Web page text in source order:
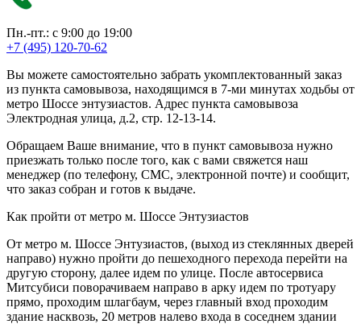
Пн.-пт.: с 9:00 до 19:00
+7 (495) 120-70-62
Вы можете самостоятельно забрать укомплектованный заказ
из пункта самовывоза, находящимся в 7-ми минутах ходьбы от
метро Шоссе энтузиастов. Адрес пункта самовывоза
Электродная улица, д.2, стр. 12-13-14.
Обращаем Ваше внимание, что в пункт самовывоза нужно
приезжать только после того, как с вами свяжется наш
менеджер (по телефону, СМС, электронной почте) и сообщит,
что заказ собран и готов к выдаче.
Как пройти от метро м. Шоссе Энтузиастов
От метро м. Шоссе Энтузиастов, (выход из стеклянных дверей
направо) нужно пройти до пешеходного перехода перейти на
другую сторону, далее идем по улице. После автосервиса
Митсубиси поворачиваем направо в арку идем по тротуару
прямо, проходим шлагбаум, через главный вход проходим
здание насквозь, 20 метров налево входа в соседнем здании